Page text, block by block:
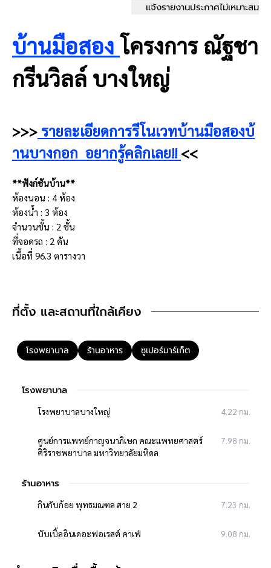
แจ้งรายงานประกาศไม่เหมาะสม
บ้านมือสอง โครงการ ณัฐชา
กรีนวิลล์ บางใหญ่
>>> รายละเอียดการรีโนเวทบ้านมือสองบ้
านบางกอก อยากรู้คลิกเลย!! <<
**ฟังก์ชันบ้าน**
ห้องนอน : 4 ห้อง
ห้องน้ำ : 3 ห้อง
จำนวนชั้น : 2 ชั้น
ที่จอดรถ : 2 คัน
เนื้อที่ 96.3 ตารางวา
- ถนนในโครงการกว้าง 8 เมตร
- โครงการตั้งอยู่ใกล้ห้างสรรพสินค้าเซ็นทรัลเวสต์เกต, บิ๊กซี บางใหญ่,
พลัสมอลล์ บางใหญ่
โรงพยาบาลธนบุรี 2, โรงพยาบาลบางใหญ่
ราชวินิต นนทบุรี, โรงเรียนแก้วอินทร์สุธาอุทิศ
**การเดินทาง**
- ตัวบ้าน ห่างถนนหน้าโครงการเพียง 300 เมตร
- เข้า-ออกได้หลายเส้นทาง ได้แก่ ถนนกาญจนาภิเษก, ถนนบางใหญ่-
- ใกล้รถไฟฟ้าสายสีม่วง สถานี "ตลาดบางใหญ่"
ที่ตั้ง และสถานที่ใกล้เคียง
โรงพยาบาล ร้านอาหาร ซูเปอร์มาร์เก็ต
โรงพยาบาล
โรงพยาบาลบางใหญ่ 4.22 กม.
ศูนย์การแพทย์กาญจนาภิเษก คณะแพทยศาสตร์
ศิริราชพยาบาล มหาวิทยาลัยมหิดล
7.98 กม.
ร้านอาหาร
กินกับก้อย พุทธมณฑล สาย 2 7.23 กม.
บับเบิ้ลอินเดอะฟอเรสต์ คาเฟ่ 9.08 กม.
เซ็นทรัล เวสต์วิลล์